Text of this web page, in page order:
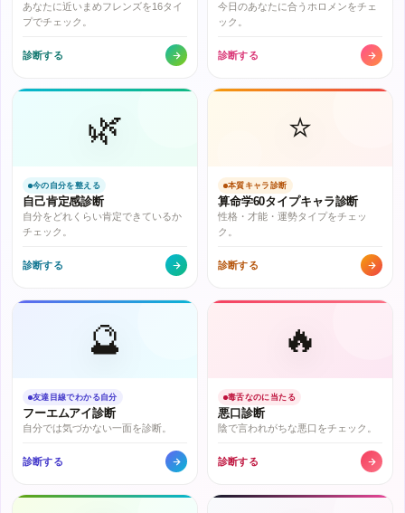
あなたに近いまめフレンズを16タイ
プでチェック。
診断する
今日のあなたに合うホロメンをチェ
ック。
診断する
🌿
今の自分を整える
自己肯定感診断
自分をどれくらい肯定できているか
チェック。
診断する
⭐
本質キャラ診断
算命学60タイプキャラ診断
性格・才能・運勢タイプをチェッ
ク。
診断する
🔮
友達目線でわかる自分
フーエムアイ診断
自分では気づかない一面を診断。
診断する
🔥
毒舌なのに当たる
悪口診断
陰で言われがちな悪口をチェック。
診断する